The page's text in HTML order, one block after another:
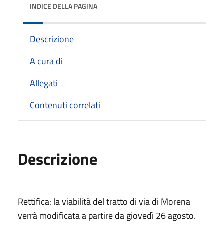
INDICE DELLA PAGINA
Descrizione
A cura di
Allegati
Contenuti correlati
Descrizione
Rettifica: la viabilità del tratto di via di Morena
verrà modificata a partire da giovedì 26 agosto.